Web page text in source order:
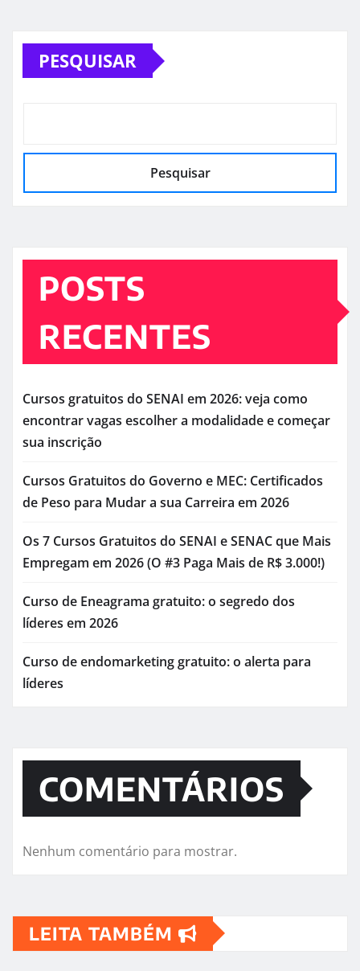
PESQUISAR
Pesquisar
POSTS
RECENTES
Cursos gratuitos do SENAI em 2026: veja como
encontrar vagas escolher a modalidade e começar
sua inscrição
Cursos Gratuitos do Governo e MEC: Certificados
de Peso para Mudar a sua Carreira em 2026
Os 7 Cursos Gratuitos do SENAI e SENAC que Mais
Empregam em 2026 (O #3 Paga Mais de R$ 3.000!)
Curso de Eneagrama gratuito: o segredo dos
líderes em 2026
Curso de endomarketing gratuito: o alerta para
líderes
COMENTÁRIOS
Nenhum comentário para mostrar.
LEITA TAMBÉM